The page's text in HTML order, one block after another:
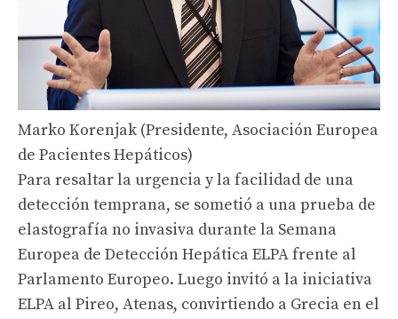
Marko Korenjak (Presidente, Asociación Europea
de Pacientes Hepáticos)
Para resaltar la urgencia y la facilidad de una
detección temprana, se sometió a una prueba de
elastografía no invasiva durante la Semana
Europea de Detección Hepática ELPA frente al
Parlamento Europeo. Luego invitó a la iniciativa
ELPA al Pireo, Atenas, convirtiendo a Grecia en el